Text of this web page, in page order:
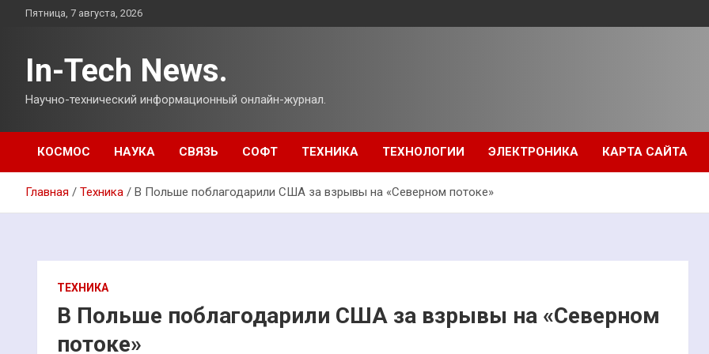
ПерейтиПятница, 7 августа, 2026
In-Tech News.
Научно-технический информационный онлайн-журнал.
КОСМОС НАУКА СВЯЗЬ СОФТ ТЕХНИКА ТЕХНОЛОГИИ ЭЛЕКТРОНИКА КАРТА САЙТА
Главная Техника В Польше поблагодарили США за взрывы на «Северном потоке»
ТЕХНИКА
В Польше поблагодарили США за взрывы на «Северном
потоке»